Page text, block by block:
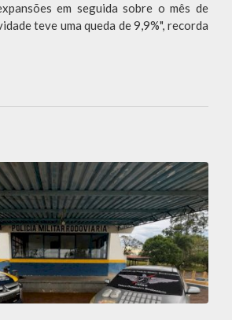
em seguida sobre o mês de
teve uma queda de 9,9%", recorda